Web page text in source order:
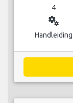
4
miscellaneous_services
Handleiding